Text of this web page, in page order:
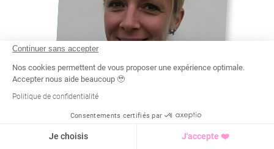
PLAISIR
Continuer sans accepter
Nos cookies permettent de vous proposer une expérience optimale.
Accepter nous aide beaucoup 🥹
Politique de confidentialité
Consentements certifiés par
Je choisis J'accepte ❤️